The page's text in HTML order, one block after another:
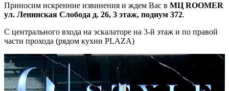
Приносим искренние извинения и ждем Вас в МЦ ROOMER
ул. Ленинская Слобода д. 26, 3 этаж, подиум 372.
С центрального входа на эскалаторе на 3-й этаж и по правой
части прохода (рядом кухни PLAZA)